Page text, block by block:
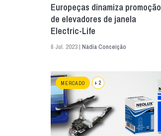
Europeças dinamiza promoção
de elevadores de janela
Electric-Life
6 Jul. 2023 | Nádia Conceição
MERCADO + 2